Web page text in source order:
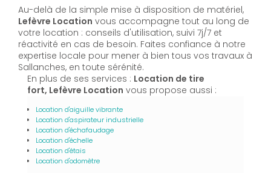
Au-delà de la simple mise à disposition de matériel,
Lefèvre Location vous accompagne tout au long de
votre location : conseils d'utilisation, suivi 7j/7 et
réactivité en cas de besoin. Faites confiance à notre
expertise locale pour mener à bien tous vos travaux à
Sallanches, en toute sérénité.
En plus de ses services : Location de tire
fort, Lefèvre Location vous propose aussi :
Location d'aiguille vibrante
Location d'aspirateur industrielle
Location d'échafaudage
Location d'échelle
Location d'étais
Location d'odomètre